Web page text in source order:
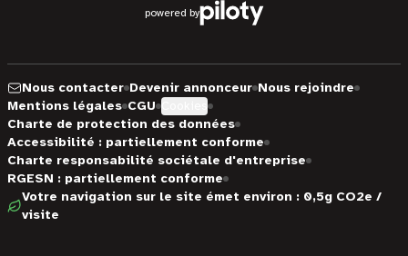
powered by
Nous contacter Devenir annonceur Nous rejoindre
Mentions légales CGU
Charte de protection des données
Accessibilité : partiellement conforme
Charte responsabilité sociétale d'entreprise
RGESN : partiellement conforme
Votre navigation sur le site émet environ : 0,5g CO2e /
visite